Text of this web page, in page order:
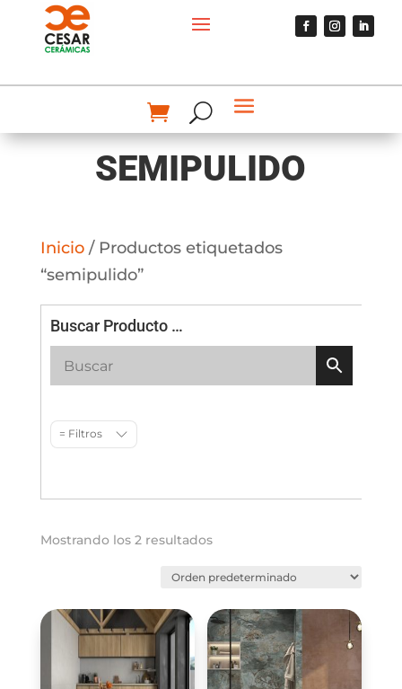
SEMIPULIDO
Inicio/ Productos etiquetados
“semipulido”
Buscar Producto …
= Filtros
Mostrando los 2 resultados